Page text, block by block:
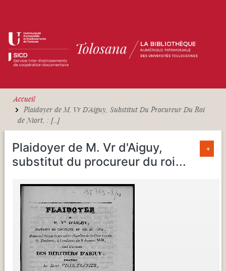
Accueil
Plaidoyer de M. Vr D'Aiguy, Substitut Du Procureur Du Roi
de Niort, : [...]
Plaidoyer de M. Vr d'Aiguy,
substitut du procureur du roi...
+